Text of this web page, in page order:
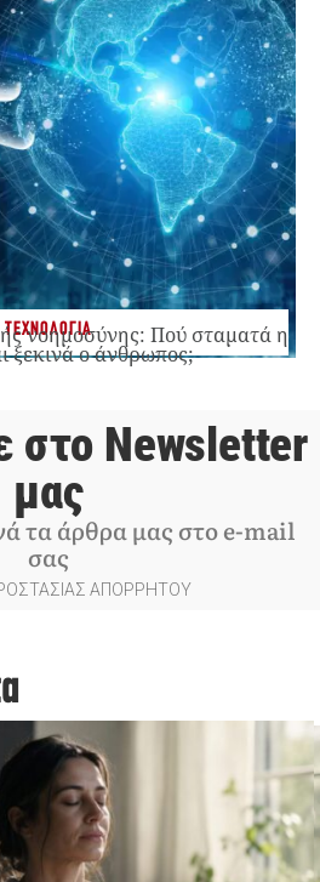
ΤΕΧΝΟΛΟΓΙΑ
νοημοσύνης: Πού σταματά η
ξεκινά ο άνθρωπος;
στο Newsletter
μας
τα άρθρα μας στο e-mail
σας
ΑΠΟΡΡΗΤΟΥ